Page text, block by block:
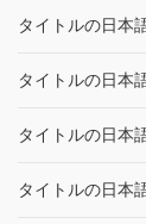
タイトルの日本
タイトルの日本
タイトルの日本
タイトルの日本